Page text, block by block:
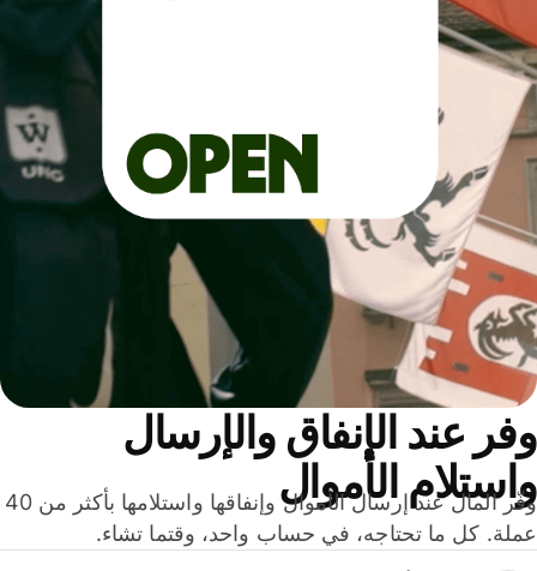
عند الإنفاق والإرسال
الأموال
وفّر المال عند إرسال الأموال وإنفاقها واستلامها بأكثر من 40
كل ما تحتاجه، في حساب واحد، وقتما تشاء.